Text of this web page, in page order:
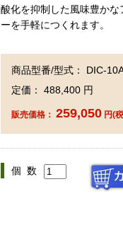
酸化を抑制した風味豊かな
ーを手軽につくれます。
商品型番/型式： DIC-
定価： 488,400 円
販売価格： 259,050 円(
個 数